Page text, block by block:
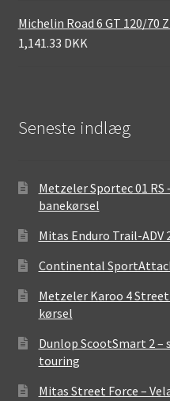
Michelin Road 6 GT 120/70
1,141.33 DKK
Seneste indlæg
Metzeler Sportec 01
banekørsel
Mitas Enduro Trail-
Continental
Metzeler Karoo 4
kørsel
Dunlop ScootSmart 2
touring
Mitas Street Force –